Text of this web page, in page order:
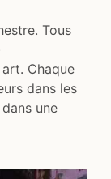
Tous
Chaque
dans les
une